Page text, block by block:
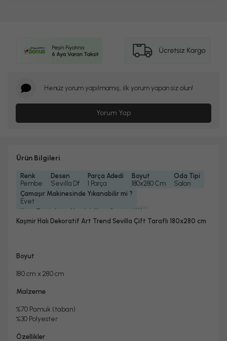
Henüz yorum yapılmamış, ilk yorum yapan siz olun!
Yorum Yap
Ürün Bilgileri
Renk
Pembe
Desen
Sevılla Df
Parça Adedi
1 Parça
Boyut
180x280 Cm
Oda Tipi
Salon
Çamaşır Makinesinde Yıkanabilir mi ?
Evet
Kuru Temizleme Yapılabilir
Evet
Garanti Yılı
2 Yıl
Kaşmir Halı Dekoratif Art Trend Sevilla Çift Taraflı 180x280 cm
Boyut
180 cm x 280 cm
Malzeme
%70 Pamuk (taban)
%30 Polyester
Özellikler